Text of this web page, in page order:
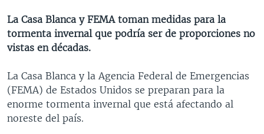
LAS CLAVES
PANORAMA
BUENOS DÍAS AMÉRICA
ESTADOS UNIDOS AL DÍA
FORO [RADIO]
DEPORTIVO INTERNACIONAL
Learning English
Idiomas
La Casa Blanca y FEMA toman medidas para la
tormenta invernal que podría ser de proporciones no
vistas en décadas.
La Casa Blanca y la Agencia Federal de Emergencias
(FEMA) de Estados Unidos se preparan para la
enorme tormenta invernal que está afectando al
noreste del país.